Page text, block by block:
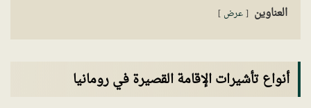
العناوين عرض
أنواع تأشيرات الإقامة القصيرة في رومانيا